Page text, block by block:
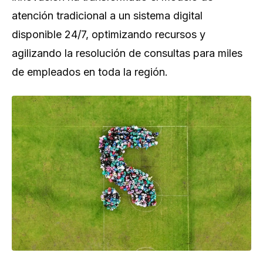
atención tradicional a un sistema digital
disponible 24/7, optimizando recursos y
agilizando la resolución de consultas para miles
de empleados en toda la región.